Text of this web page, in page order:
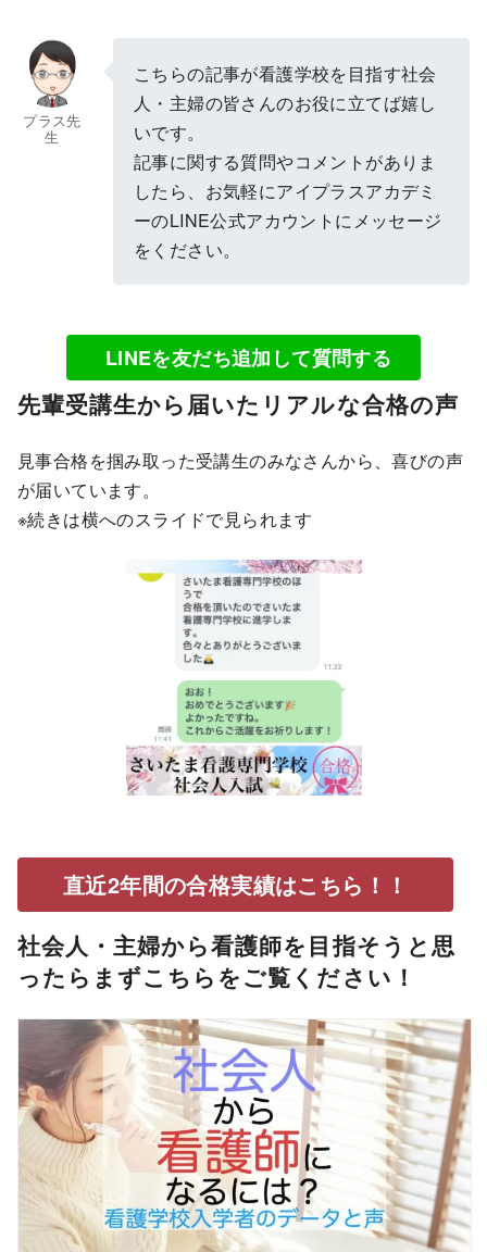
プラス先
生
こちらの記事が看護学校を目指す社会
人・主婦の皆さんのお役に立てば嬉し
いです。
記事に関する質問やコメントがありま
したら、お気軽にアイプラスアカデミ
ーのLINE公式アカウントにメッセージ
をください。
LINEを友だち追加して質問する
先輩受講生から届いたリアルな合格の声
見事合格を掴み取った受講生のみなさんから、喜びの声
が届いています。
※続きは横へのスライドで見られます
直近2年間の合格実績はこちら！！
社会人・主婦から看護師を目指そうと思
ったらまずこちらをご覧ください！